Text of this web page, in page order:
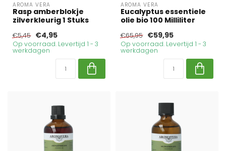
AROMA VERA
Rasp amberblokje
zilverkleurig 1 Stuks
€5,45 €4,95
Op voorraad. Levertijd 1 - 3
werkdagen
AROMA VERA
Eucalyptus essentiele
olie bio 100 Milliliter
€65,95 €59,95
Op voorraad. Levertijd 1 - 3
werkdagen